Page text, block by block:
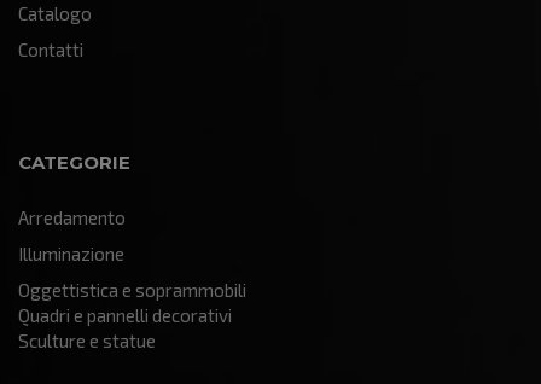
Catalogo
Contatti
CATEGORIE
Arredamento
Illuminazione
Oggettistica e soprammobili
Quadri e pannelli decorativi
Sculture e statue